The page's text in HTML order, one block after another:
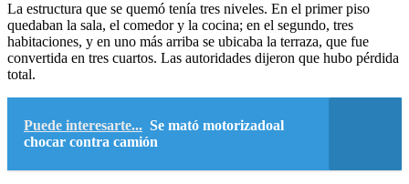
La estructura que se quemó tenía tres niveles. En el primer piso
quedaban la sala, el comedor y la cocina; en el segundo, tres
habitaciones, y en uno más arriba se ubicaba la terraza, que fue
convertida en tres cuartos. Las autoridades dijeron que hubo pérdida
total.
Puede interesarte... Se mató motorizadoal
chocar contra camión